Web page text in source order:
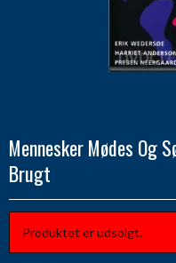
Mennesker Mødes Og
Brugt
Produktet er udsolgt.